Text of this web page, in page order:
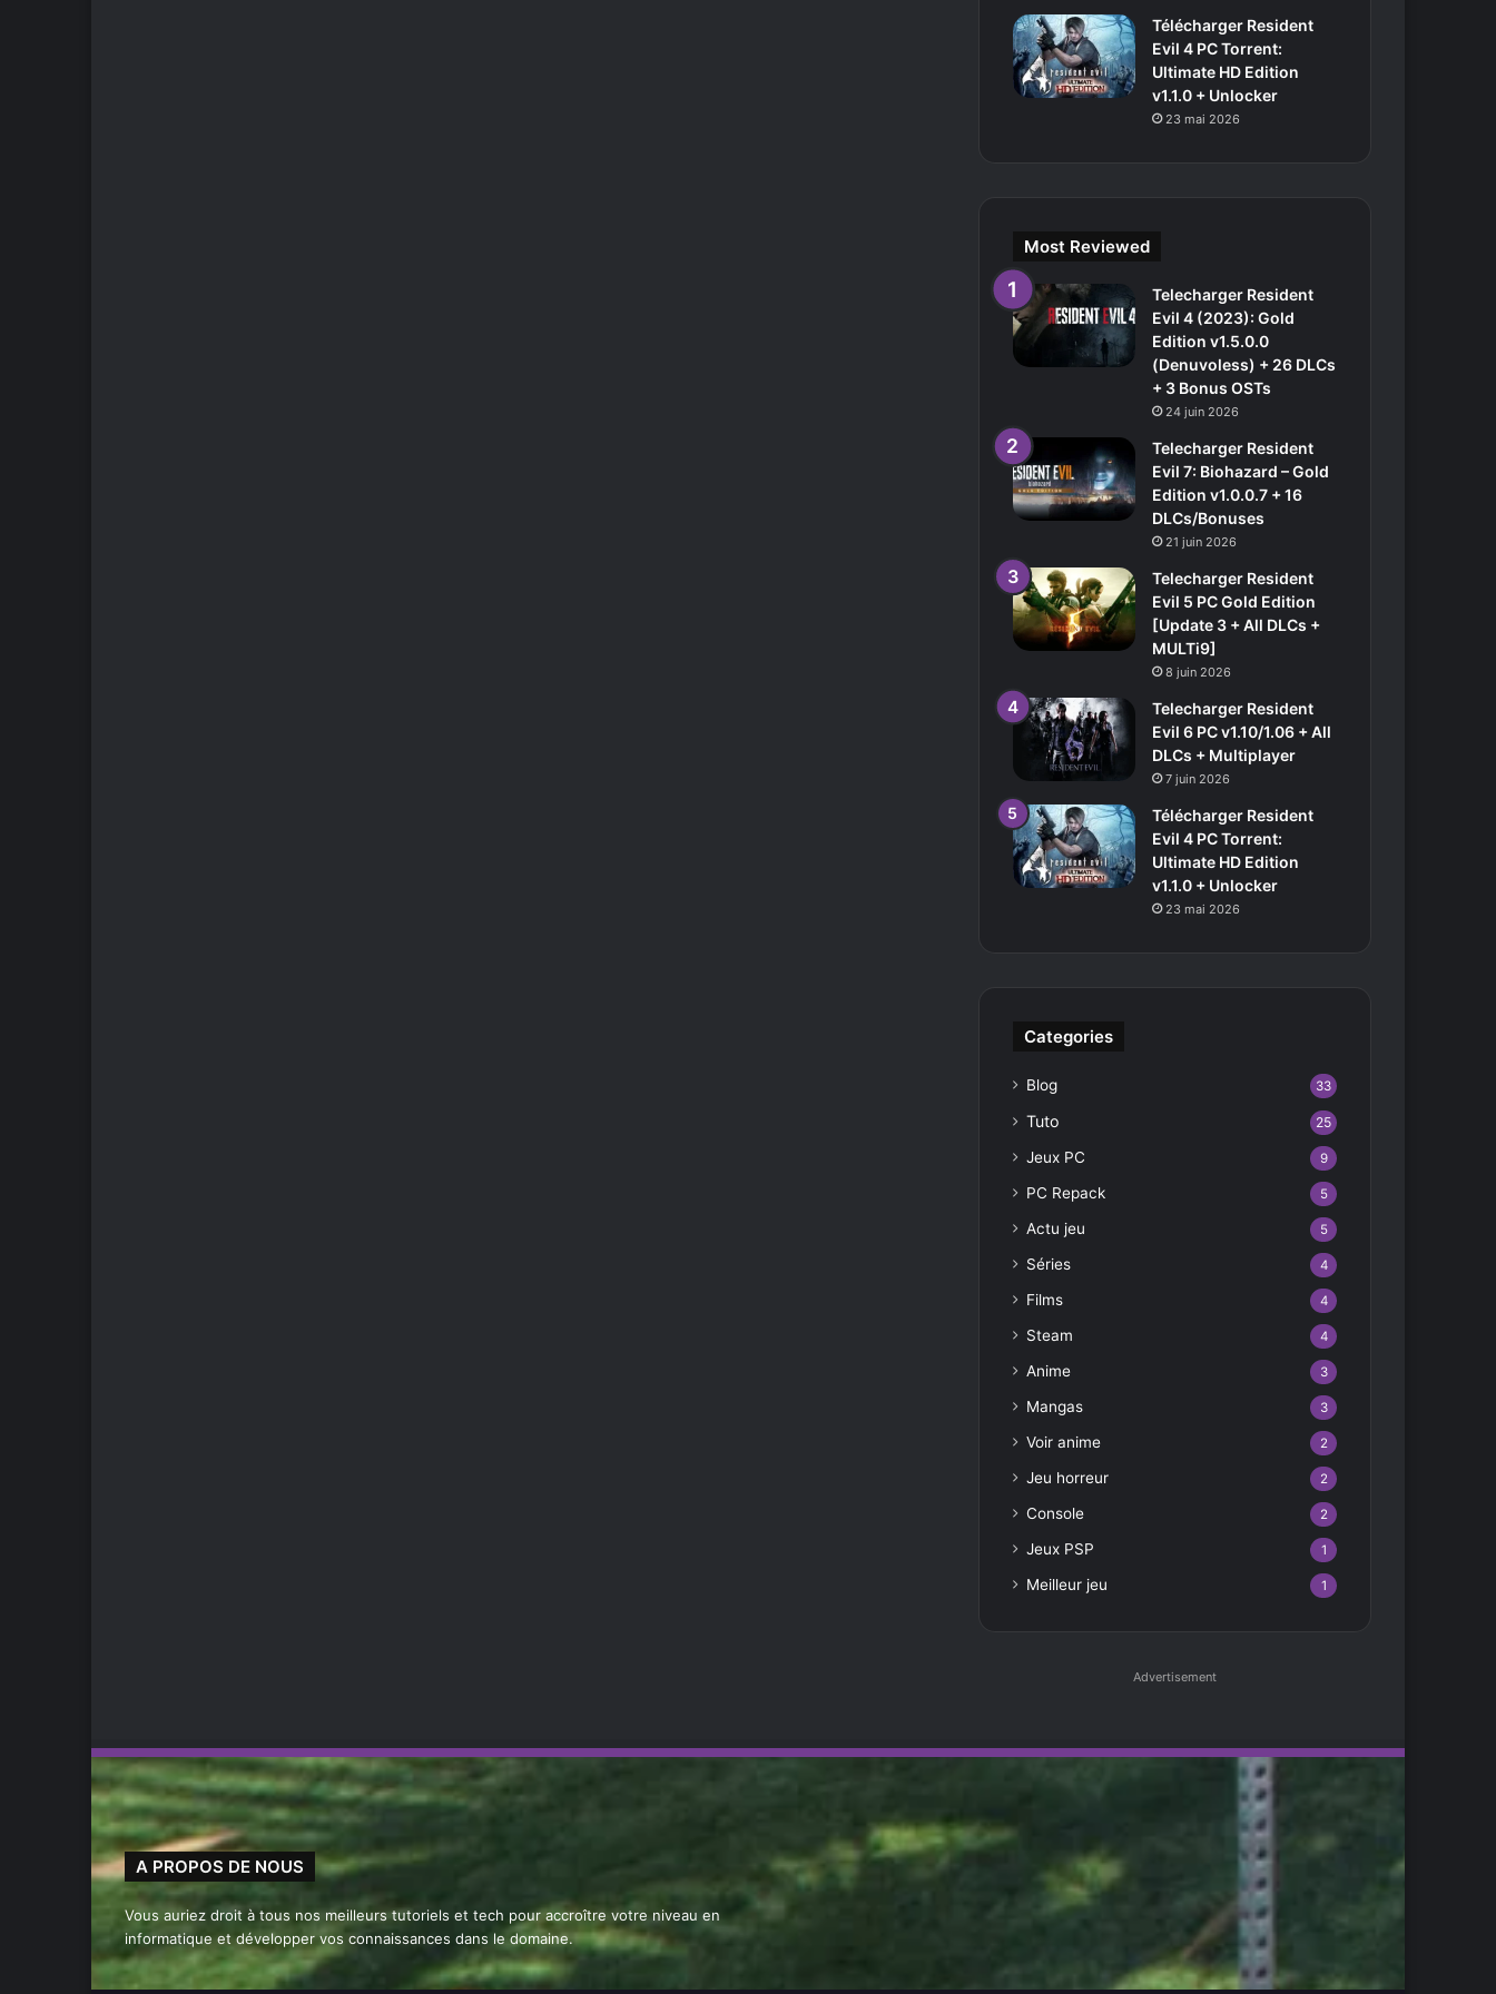
Télécharger Resident
Evil 4 PC Torrent:
Ultimate HD Edition
v1.1.0 + Unlocker
23 mai 2026
Most Reviewed
Telecharger Resident
Evil 4 (2023): Gold
Edition v1.5.0.0
(Denuvoless) + 26 DLCs
+ 3 Bonus OSTs
24 juin 2026
Telecharger Resident
Evil 7: Biohazard – Gold
Edition v1.0.0.7 + 16
DLCs/Bonuses
21 juin 2026
Telecharger Resident
Evil 5 PC Gold Edition
[Update 3 + All DLCs +
MULTi9]
8 juin 2026
Telecharger Resident
Evil 6 PC v1.10/1.06 + All
DLCs + Multiplayer
7 juin 2026
Télécharger Resident
Evil 4 PC Torrent:
Ultimate HD Edition
v1.1.0 + Unlocker
23 mai 2026
Categories
Blog 33
Tuto 25
Jeux PC 9
PC Repack 5
Actu jeu 5
Séries 4
Films 4
Steam 4
Anime 3
Mangas 3
Voir anime 2
Jeu horreur 2
Console 2
Jeux PSP 1
Meilleur jeu 1
Advertisement
A PROPOS DE NOUS
Vous auriez droit à tous nos meilleurs tutoriels et tech pour accroître votre niveau en
informatique et développer vos connaissances dans le domaine.